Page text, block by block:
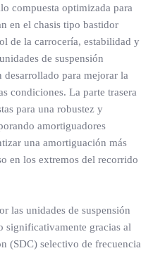
compuesta optimizada para
en el chasis tipo bastidor
de la carrocería, estabilidad y
de suspensión
para mejorar la
condiciones. La parte trasera
para una robustez y
amortiguadores
una amortiguación más
en los extremos del recorrido
las unidades de suspensión
significativamente gracias al
(SDC) selectivo de frecuencia